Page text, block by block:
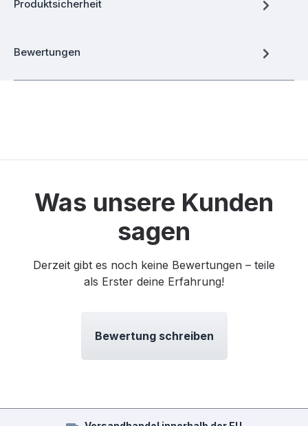
Produktsicherheit
Bewertungen
Was unsere Kunden
sagen
Derzeit gibt es noch keine Bewertungen – teile
als Erster deine Erfahrung!
Bewertung schreiben